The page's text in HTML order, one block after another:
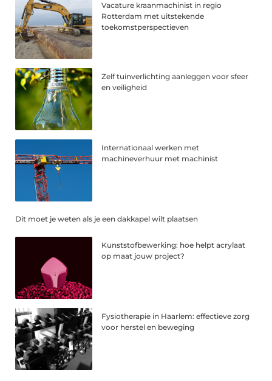
Vacature kraanmachinist in regio
Rotterdam met uitstekende
toekomstperspectieven
Zelf tuinverlichting aanleggen voor sfeer
en veiligheid
Internationaal werken met
machineverhuur met machinist
Dit moet je weten als je een dakkapel wilt plaatsen
Kunststofbewerking: hoe helpt acrylaat
op maat jouw project?
Fysiotherapie in Haarlem: effectieve zorg
voor herstel en beweging